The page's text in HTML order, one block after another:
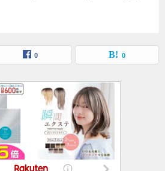
0 0